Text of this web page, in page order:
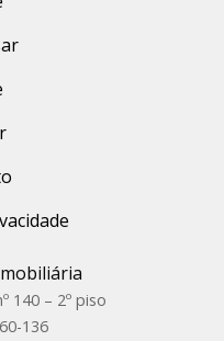
140 – 2º piso
136